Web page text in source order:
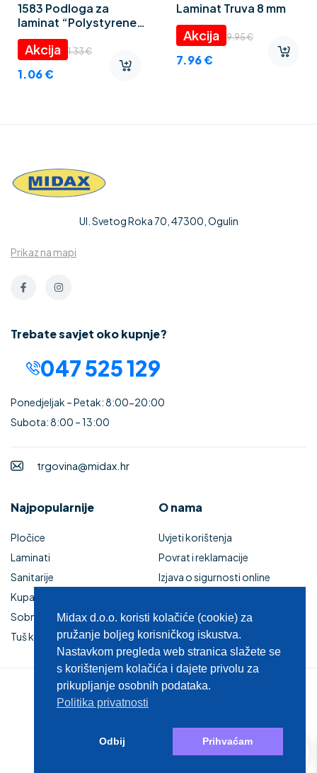
1583 Podloga za
laminat “Polystyrene
foam” 3 mm
1.33€
1.06€
Laminat Truva 8 mm
9.95€
7.96€
Ul. Svetog Roka 70, 47300, Ogulin
Prikaz na mapi
Trebate savjet oko kupnje?
047 525 129
Ponedjeljak – Petak: 8:00-20:00
Subota: 8:00 – 13:00
trgovina@midax.hr
Najpopularnije
Pločice
Laminati
Sanitarije
Kupaonski namještaj
Sobna vrata
Tuš kabine i kade
O nama
Uvjeti korištenja
Povrat i reklamacije
Izjava o sigurnosti online
Kupaonski namještaj
Zaštita privatnosti
© 2025 MIDAX d.o.o.
Midax d.o.o. koristi kolačiće (cookie) za
pružanje boljeg korisničkog iskustva.
Nastavkom pregleda web stranica slažete se
s korištenjem kolačića i dajete privolu za
prikupljanje osobnih podataka.
Politika privatnosti
Odbij Prihvaćam